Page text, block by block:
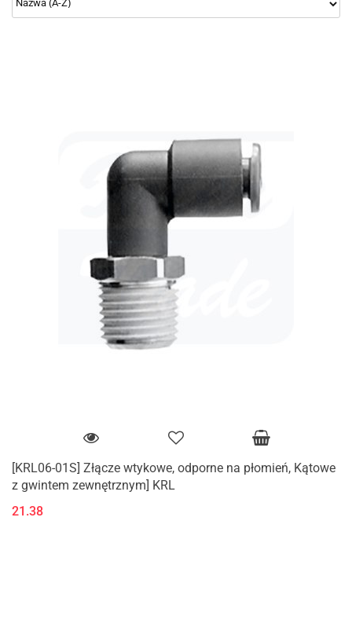
[KRL06-01S] Złącze wtykowe, odporne na płomień, Kątowe
z gwintem zewnętrznym] KRL
21.38